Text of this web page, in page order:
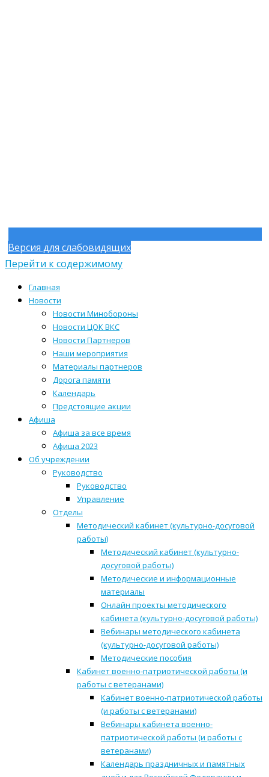
Версия для слабовидящих
Перейти к содержимому
Главная
Новости
Новости Минобороны
Новости ЦОК ВКС
Новости Партнеров
Наши мероприятия
Материалы партнеров
Дорога памяти
Календарь
Предстоящие акции
Афиша
Афиша за все время
Афиша 2023
Об учреждении
Руководство
Руководство
Управление
Отделы
Методический кабинет (культурно-досуговой
работы)
Методический кабинет (культурно-
досуговой работы)
Методические и информационные
материалы
Онлайн проекты методического
кабинета (культурно-досуговой работы)
Вебинары методического кабинета
(культурно-досуговой работы)
Методические пособия
Кабинет военно-патриотической работы (и
работы с ветеранами)
Кабинет военно-патриотической работы
(и работы с ветеранами)
Вебинары кабинета военно-
патриотической работы (и работы с
ветеранами)
Календарь праздничных и памятных